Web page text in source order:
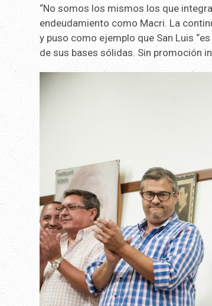
“No somos los mismos los que
endeudamiento como Macri. La
y puso como ejemplo que San Luis
de sus bases sólidas. Sin promoción